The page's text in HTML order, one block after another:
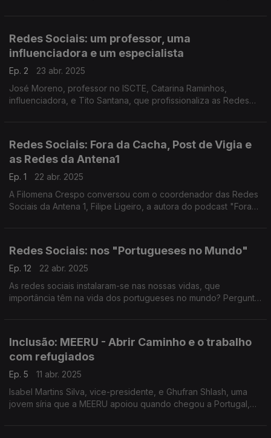
Redes Sociais: um professor, uma
influenciadora e um especialista
Ep. 2
23 abr. 2025
José Moreno, professor no ISCTE, Catarina Raminhos,
influenciadora, e Tito Santana, que profissionaliza as Redes
Redes Sociais: Fora da Cacha, Post de Vigia e
as Redes da Antena1
Ep. 1
22 abr. 2025
A Filomena Crespo conversou com o coordenador das Redes
Sociais da Antena 1, Filipe Ligeiro, a autora do podcast "Fora
Redes Sociais: nos "Portugueses no Mundo"
Ep. 12
22 abr. 2025
As redes sociais instalaram-se nas nossas vidas, que
importância têm na vida dos portugueses no mundo? Pergunta
Inclusão: MEERU - Abrir Caminho e o trabalho
com refugiados
Ep. 5
11 abr. 2025
Isabel Martins Silva, vice-presidente, e Ghufran Shlash, uma
jovem síria que a MEERU apoiou quando chegou a Portugal,